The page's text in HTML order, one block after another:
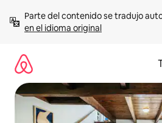
contenido
Parte del contenido se tradujo
en el idioma original